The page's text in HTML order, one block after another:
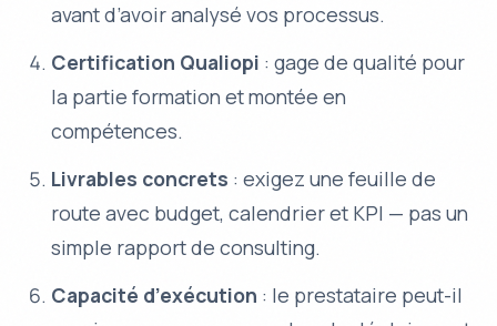
avant d’avoir analysé vos processus.
Certification Qualiopi : gage de qualité pour
la partie formation et montée en
compétences.
Livrables concrets : exigez une feuille de
route avec budget, calendrier et KPI — pas un
simple rapport de consulting.
Capacité d’exécution : le prestataire peut-il